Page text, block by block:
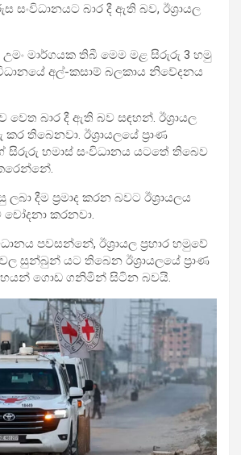
සංවිධානයට බාර දී ඇති බව, ඊශ්‍රායල
උමං මාර්ගයක තිබී මෙම මළ සිරුරු 3 හමු
අල්-කසාම් බලකාය නිවේදනය
වෙත බාර දී ඇති බව සඳහන්. ඊශ්‍රායල
තිබෙනවා. ඊශ්‍රායලයේ ප්‍රාණ
හමාස් සංවිධානය යටතේ තිබෙව
දීම ප්‍රමාද කරන බවට ඊශ්‍රායලය
චෝදනා කරනවා.
පවසන්නේ, ඊශ්‍රායල ප්‍රහාර හමුවේ
සුන්බුන් යට තිබෙන ඊශ්‍රායලයේ ප්‍රාණ
ගොඩ ගනිමින් සිටින බවයි.